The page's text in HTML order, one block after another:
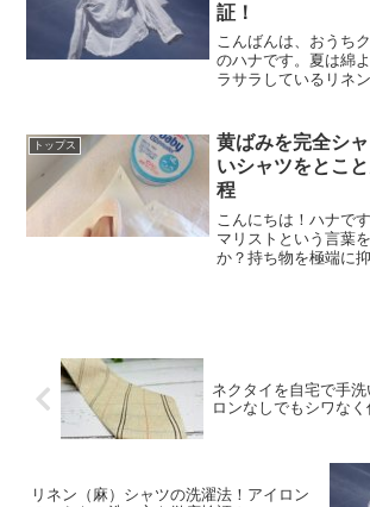
証！
こんばんは、おうち
のハナです。夏は綿
ラサラしているリネ
大好きです。ほぼ毎
ツだったりします。
材なのでガシガシ洗
ただシワがつきやす
トップス
黄ばみを完全シ
いシャツをとこ
程
こんにちは！ハナで
マリストという言葉
か？持ち物を極端に
のアイテムで生活し
言うのですが、多く
ネクタイを自宅で手
ロンなしでもシワな
リネン（麻）シャツの洗濯法！アイロン